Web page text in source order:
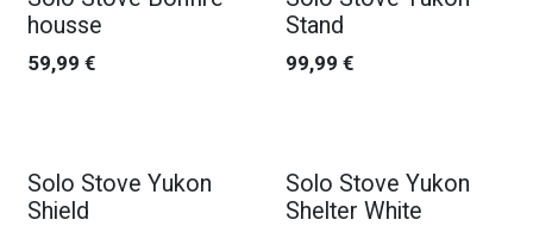
housse
59,99 €
Stand
99,99 €
Solo Stove Yukon
Shield
Solo Stove Yukon
Shelter White